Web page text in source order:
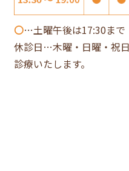
〇…土曜午後は17:30まで
休診日…木曜・日曜・祝
診療いたします。